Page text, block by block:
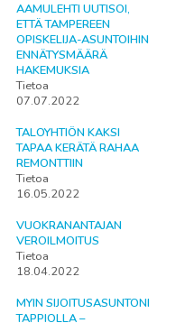
AAMULEHTI UUTISOI,
ETTÄ TAMPEREEN
OPISKELIJA-ASUNTOIHIN
ENNÄTYSMÄÄRÄ
HAKEMUKSIA
Tietoa
07.07.2022
TALOYHTIÖN KAKSI
TAPAA KERÄTÄ RAHAA
REMONTTIIN
Tietoa
16.05.2022
VUOKRANANTAJAN
VEROILMOITUS
Tietoa
18.04.2022
MYIN SIJOITUSASUNTONI
TAPPIOLLA –